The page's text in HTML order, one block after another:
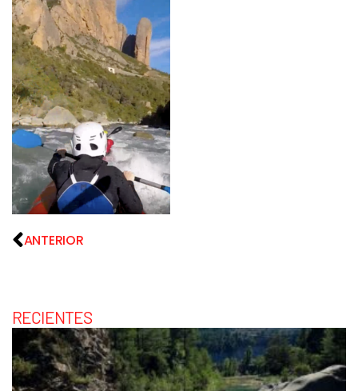
ANTERIOR
RECIENTES